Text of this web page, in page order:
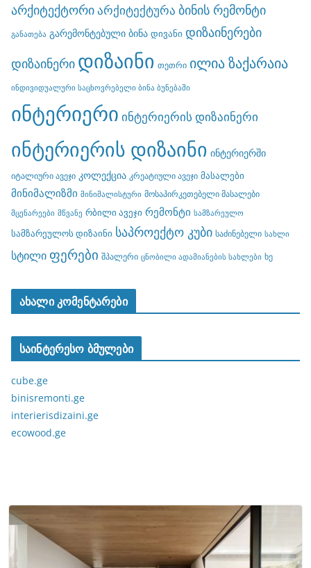
არქიტექტორიარქიტექტურა ბინის რემონტი
განათება გარემონტებული ბინა დივანი დიზაინერები
დიზაინერი დიზაინი თეთრი ილია ზაქარაია
ინდივიდუალური საცხოვრებელი ბინა ბუნებაში
ინტერიერი ინტერიერის დიზაინერი
ინტერიერის დიზაინი ინტერიერში
იტალიური ავეჯი კოლექცია კრეატიული ავეჯი მასალები
მინიმალიზმი მინიმალისტური მოსაპირკეთებელი მასალები
მცენარეები მწვანე რბილი ავეჯი რემონტი სამზარეულო
სამზარეულოს დიზაინი საპროექტო კუბი საძინებელი სახლი
სტილი ფერები შპალერი ცნობილი ადამიანების სახლები ხე
ახალი კომენტარები
საინტერესო ბმულები
cube.ge
binisremonti.ge
interierisdizaini.ge
ecowood.ge